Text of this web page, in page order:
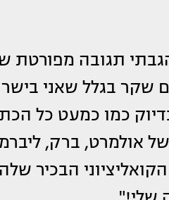
תגובה מפורטת
בגלל שאני
כמו כמעט כל
של אולמרט, ברק,
הבכיר